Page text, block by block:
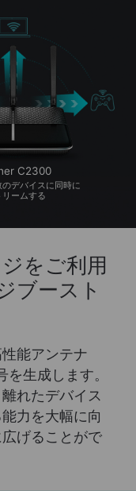
C2300
デバイスに同時に
リームする
をご利用
ブースト
能アンテナ
生成します。
れたデバイス
力を大幅に向
げることがで